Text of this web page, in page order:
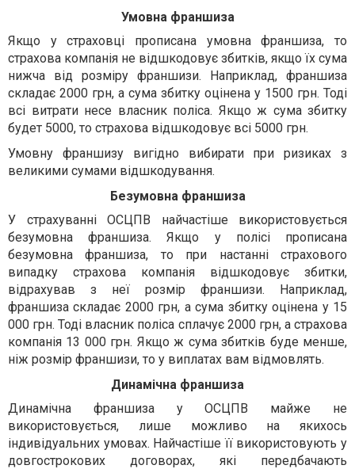
Умовна франшиза
Якщо у страховці прописана умовна франшиза, то
страхова компанія не відшкодовує збитків, якщо їх сума
нижча від розміру франшизи. Наприклад, франшиза
складає 2000 грн, а сума збитку оцінена у 1500 грн. Тоді
всі витрати несе власник поліса. Якщо ж сума збитку
будет 5000, то страхова відшкодовує всі 5000 грн.
Умовну франшизу вигідно вибирати при ризиках з
великими сумами відшкодування.
Безумовна франшиза
У страхуванні ОСЦПВ найчастіше використовується
безумовна франшиза. Якщо у полісі прописана
безумовна франшиза, то при настанні страхового
випадку страхова компанія відшкодовує збитки,
відрахував з неї розмір франшизи. Наприклад,
франшиза складає 2000 грн, а сума збитку оцінена у 15
000 грн. Тоді власник поліса сплачує 2000 грн, а страхова
компанія 13 000 грн. Якщо ж сума збитків буде менше,
ніж розмір франшизи, то у виплатах вам відмовлять.
Динамічна франшиза
Динамічна франшиза у ОСЦПВ майже не
використовується, лише можливо на якихось
індивідуальних умовах. Найчастіше її використовують у
довгострокових договорах, які передбачають